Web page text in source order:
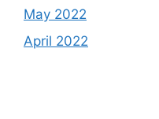
May 2022
April 2022